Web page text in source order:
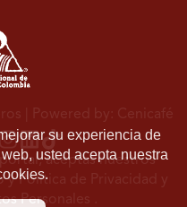
su experiencia de
usted acepta nuestra
| Powered by: Cenicafé
aceptas nuestros
yPolítica de Privacidad y
Personales